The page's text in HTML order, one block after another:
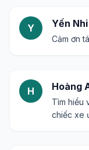
Y Yến Nhi
Cảm ơn
H Hoàng
Tìm hiểu
chiếc xe